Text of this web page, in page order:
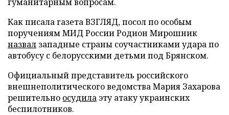
Как писала газета ВЗГЛЯД, посол по особым
поручениям МИД России Родион Мирошник
назвал западные страны соучастниками удара по
автобусу с белорусскими детьми под Брянском.
Официальный представитель российского
внешнеполитического ведомства Мария Захарова
решительно осудила эту атаку украинских
беспилотников.